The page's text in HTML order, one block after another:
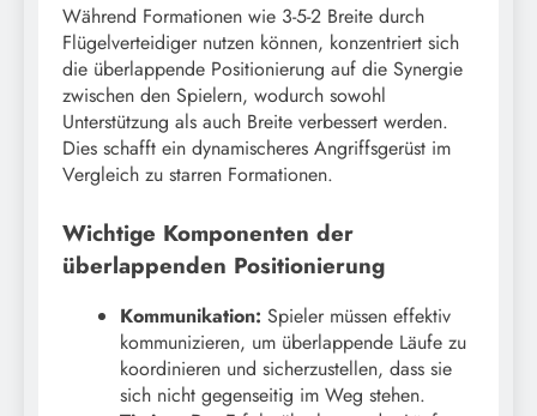
Während Formationen wie 3-5-2 Breite durch
Flügelverteidiger nutzen können, konzentriert sich
die überlappende Positionierung auf die Synergie
zwischen den Spielern, wodurch sowohl
Unterstützung als auch Breite verbessert werden.
Dies schafft ein dynamischeres Angriffsgerüst im
Vergleich zu starren Formationen.
Wichtige Komponenten der
überlappenden Positionierung
Kommunikation: Spieler müssen effektiv
kommunizieren, um überlappende Läufe zu
koordinieren und sicherzustellen, dass sie
sich nicht gegenseitig im Weg stehen.